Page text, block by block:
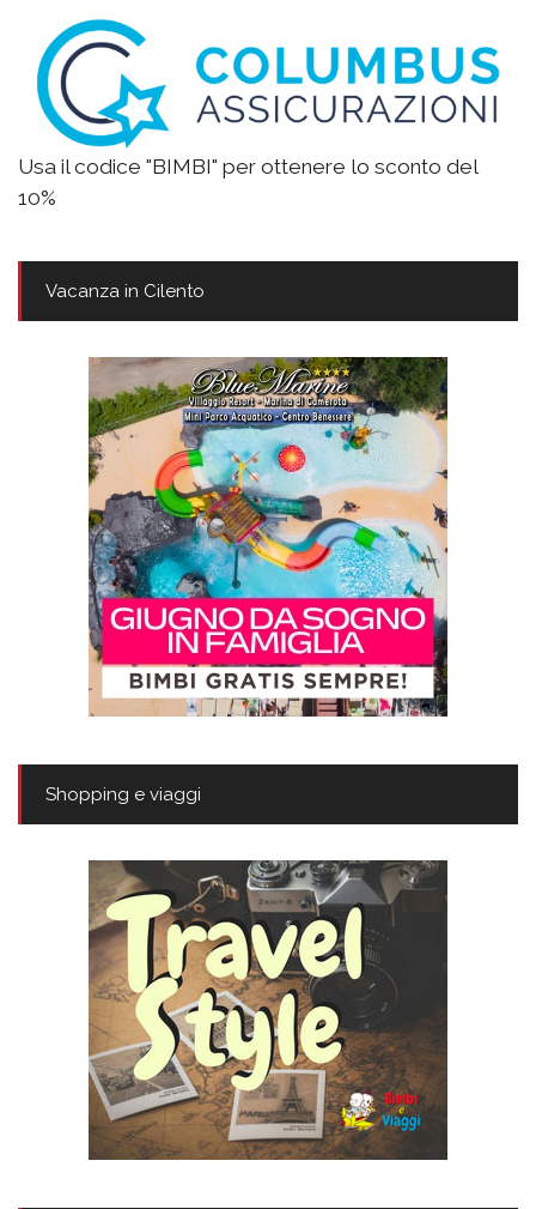
Usa il codice "BIMBI" per ottenere lo sconto del
10%
Vacanza in Cilento
Shopping e viaggi